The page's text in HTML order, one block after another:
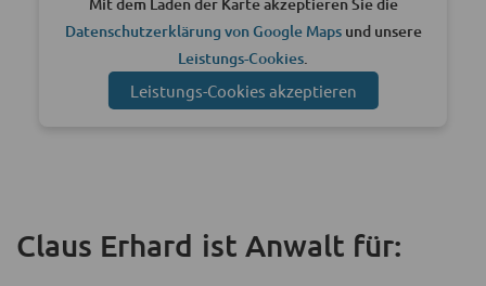
Datenschutzerklärung von Google Mapsund unsere
Leistungs-Cookies
Leistungs-Cookies akzeptieren
Claus Erhard ist Anwalt für: